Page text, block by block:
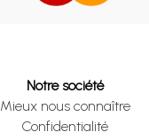
Notre société
Mieux nous connaître
Confidentialité